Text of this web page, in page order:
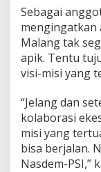
Sebagai
mengingatkan
Malang tak
apik. Tentu
visi-misi yang
“Jelang dan
kolaborasi
misi yang
bisa berjalan.
Nasdem-PSI,”